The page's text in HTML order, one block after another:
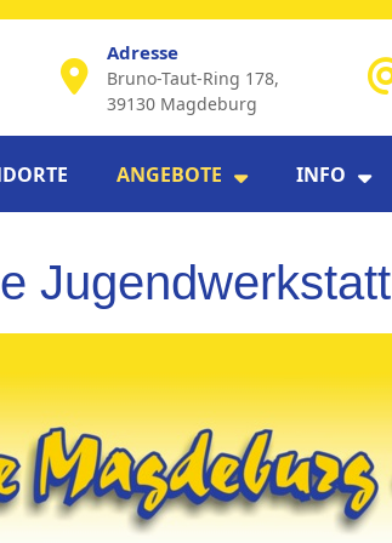
Adresse
Bruno-Taut-Ring 178,
39130 Magdeburg
ANGEBOTE INFO
Jugendwerkstatt